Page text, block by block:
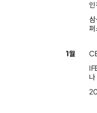
퍼
1월
나